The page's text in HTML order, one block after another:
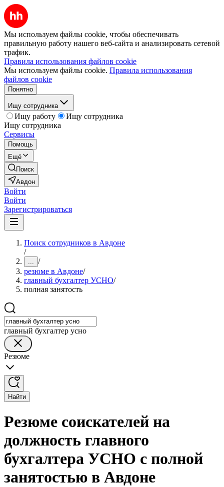
Мы используем файлы cookie, чтобы обеспечивать
правильную работу нашего веб-сайта и анализировать сетевой
трафик.
Правила использования файлов cookie
Мы используем файлы cookie. Правила использования
файлов cookie
Понятно
Ищу сотрудника
Ищу работу
Ищу сотрудника
Ищу сотрудника
Сервисы
Помощь
Ещё
Поиск
Авдон
Войти
Войти
Зарегистрироваться
Поиск сотрудников в Авдоне
/
... /
резюме в Авдоне/
главный бухгалтер УСНО/
полная занятость
главный бухгалтер усно
Резюме
Найти
Резюме соискателей на
должность главного
бухгалтера УСНО с полной
занятостью в Авдоне